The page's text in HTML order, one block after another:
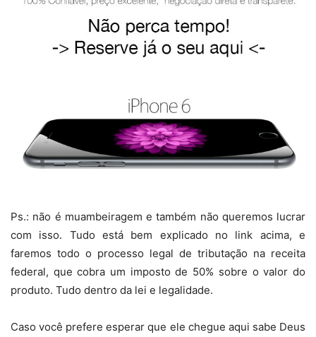
Ps.: não é muambeiragem e também não queremos lucrar
com isso. Tudo está bem explicado no link acima, e
faremos todo o processo legal de tributação na receita
federal, que cobra um imposto de 50% sobre o valor do
produto. Tudo dentro da lei e legalidade.
Caso você prefere esperar que ele chegue aqui sabe Deus